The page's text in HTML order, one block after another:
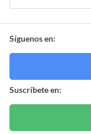
Síguenos en:
Suscríbete en: